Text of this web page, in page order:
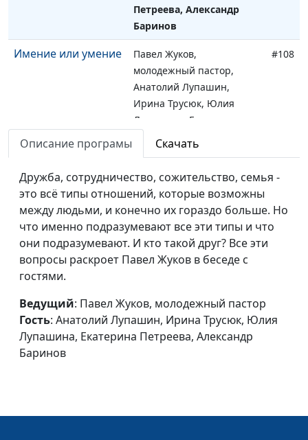
Петреева, Александр
Баринов
Имение или умение
Павел Жуков,
молодежный пастор,
Анатолий Лупашин,
Ирина Трусюк, Юлия
Лупашина, Екатерина
#108
Манипуляция
Павел Жуков,
молодежный пастор,
Анатолий Лупашин,
Ирина Трусюк, Юлия
Лупашина, Екатерина
Петреева, Александр
#107
Радостная весть
конца истории
Павел Жуков,
молодежный пастор,
Вадим Трусюк, Ирина
Рабы Господни
Павел Жуков,
#105
Описание програмы Скачать
Дружба, сотрудничество, сожительство, семья -
это всё типы отношений, которые возможны
между людьми, и конечно их гораздо больше. Но
что именно подразумевают все эти типы и что
они подразумевают. И кто такой друг? Все эти
вопросы раскроет Павел Жуков в беседе с
гостями.
Ведущий: Павел Жуков, молодежный пастор
Гость: Анатолий Лупашин, Ирина Трусюк, Юлия
Лупашина, Екатерина Петреева, Александр
Баринов